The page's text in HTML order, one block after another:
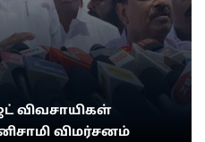
விவசாயிகள்
விமர்சனம்